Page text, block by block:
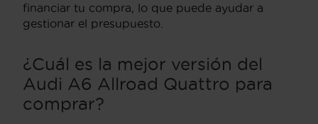
financiar tu compra, lo que puede ayudar a
gestionar el presupuesto.
¿Cuál es la mejor versión del
Audi A6 Allroad Quattro para
comprar?